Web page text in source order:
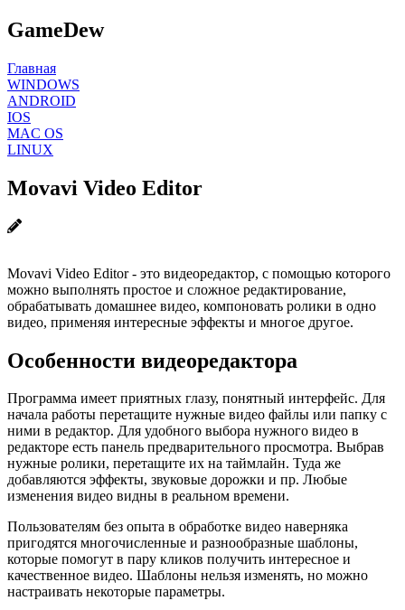
GameDew
Главная
WINDOWS
ANDROID
IOS
MAC OS
LINUX
Movavi Video Editor
Movavi Video Editor - это видеоредактор, с помощью которого
можно выполнять простое и сложное редактирование,
обрабатывать домашнее видео, компоновать ролики в одно
видео, применяя интересные эффекты и многое другое.
Особенности видеоредактора
Программа имеет приятных глазу, понятный интерфейс. Для
начала работы перетащите нужные видео файлы или папку с
ними в редактор. Для удобного выбора нужного видео в
редакторе есть панель предварительного просмотра. Выбрав
нужные ролики, перетащите их на таймлайн. Туда же
добавляются эффекты, звуковые дорожки и пр. Любые
изменения видео видны в реальном времени.
Пользователям без опыта в обработке видео наверняка
пригодятся многочисленные и разнообразные шаблоны,
которые помогут в пару кликов получить интересное и
качественное видео. Шаблоны нельзя изменять, но можно
настраивать некоторые параметры.